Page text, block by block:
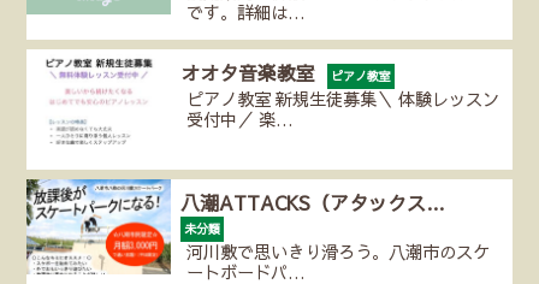
です。詳細は…
オオタ音楽教室 ピアノ教室
ピアノ教室 新規生徒募集＼ 体験レッスン
受付中／ 楽…
八潮ATTACKS（アタックス…
未分類
河川敷で思いきり滑ろう。八潮市のスケ
ートボードパ…